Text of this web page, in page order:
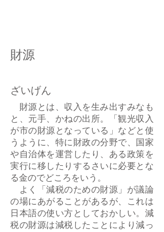
財源
ざいげん
財源とは、収入を生み出すみなも
と、元手、かねの出所。「観光収入
が市の財源となっている」などと使
うように、特に財政の分野で、国家
や自治体を運営したり、ある政策を
実行に移したりするさいに必要とな
る金のでどころをいう。
よく「減税のための財源」が議論
の場にあがることがあるが、これは
日本語の使い方としておかしい。減
税の財源は減税したことにより減っ